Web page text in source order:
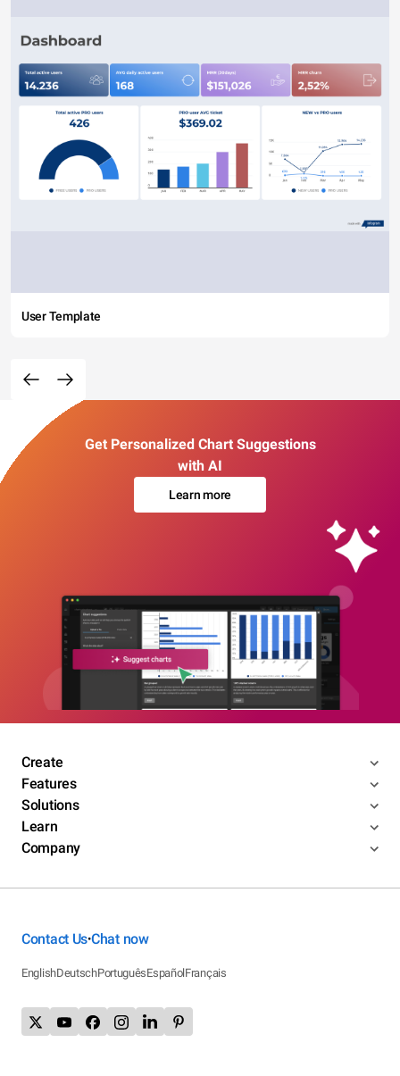
User Template
Get Personalized Chart Suggestions
with AI
Learn more
Create
Features
Solutions
Learn
Company
Contact Us•Chat now
EnglishDeutschPortuguêsEspañolFrançais